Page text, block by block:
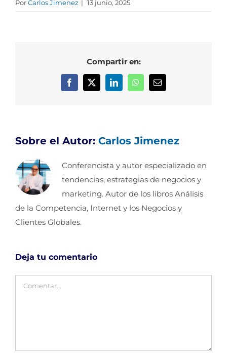
PorCarlos Jimenez | 13 junio, 2025
Compartir en:
Facebook
X LinkedInWhatsAppCorreo
Sobre el Autor: Carlos Jimenez
Conferencista y autor especializado en
tendencias, estrategias de negocios y
marketing. Autor de los libros Análisis
de la Competencia, Internet y los Negocios y
Clientes Globales.
Deja tu comentario
Comentar